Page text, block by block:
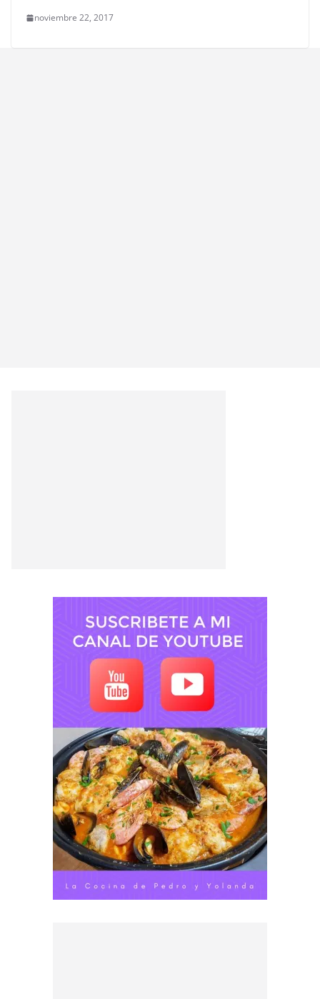
noviembre 22, 2017